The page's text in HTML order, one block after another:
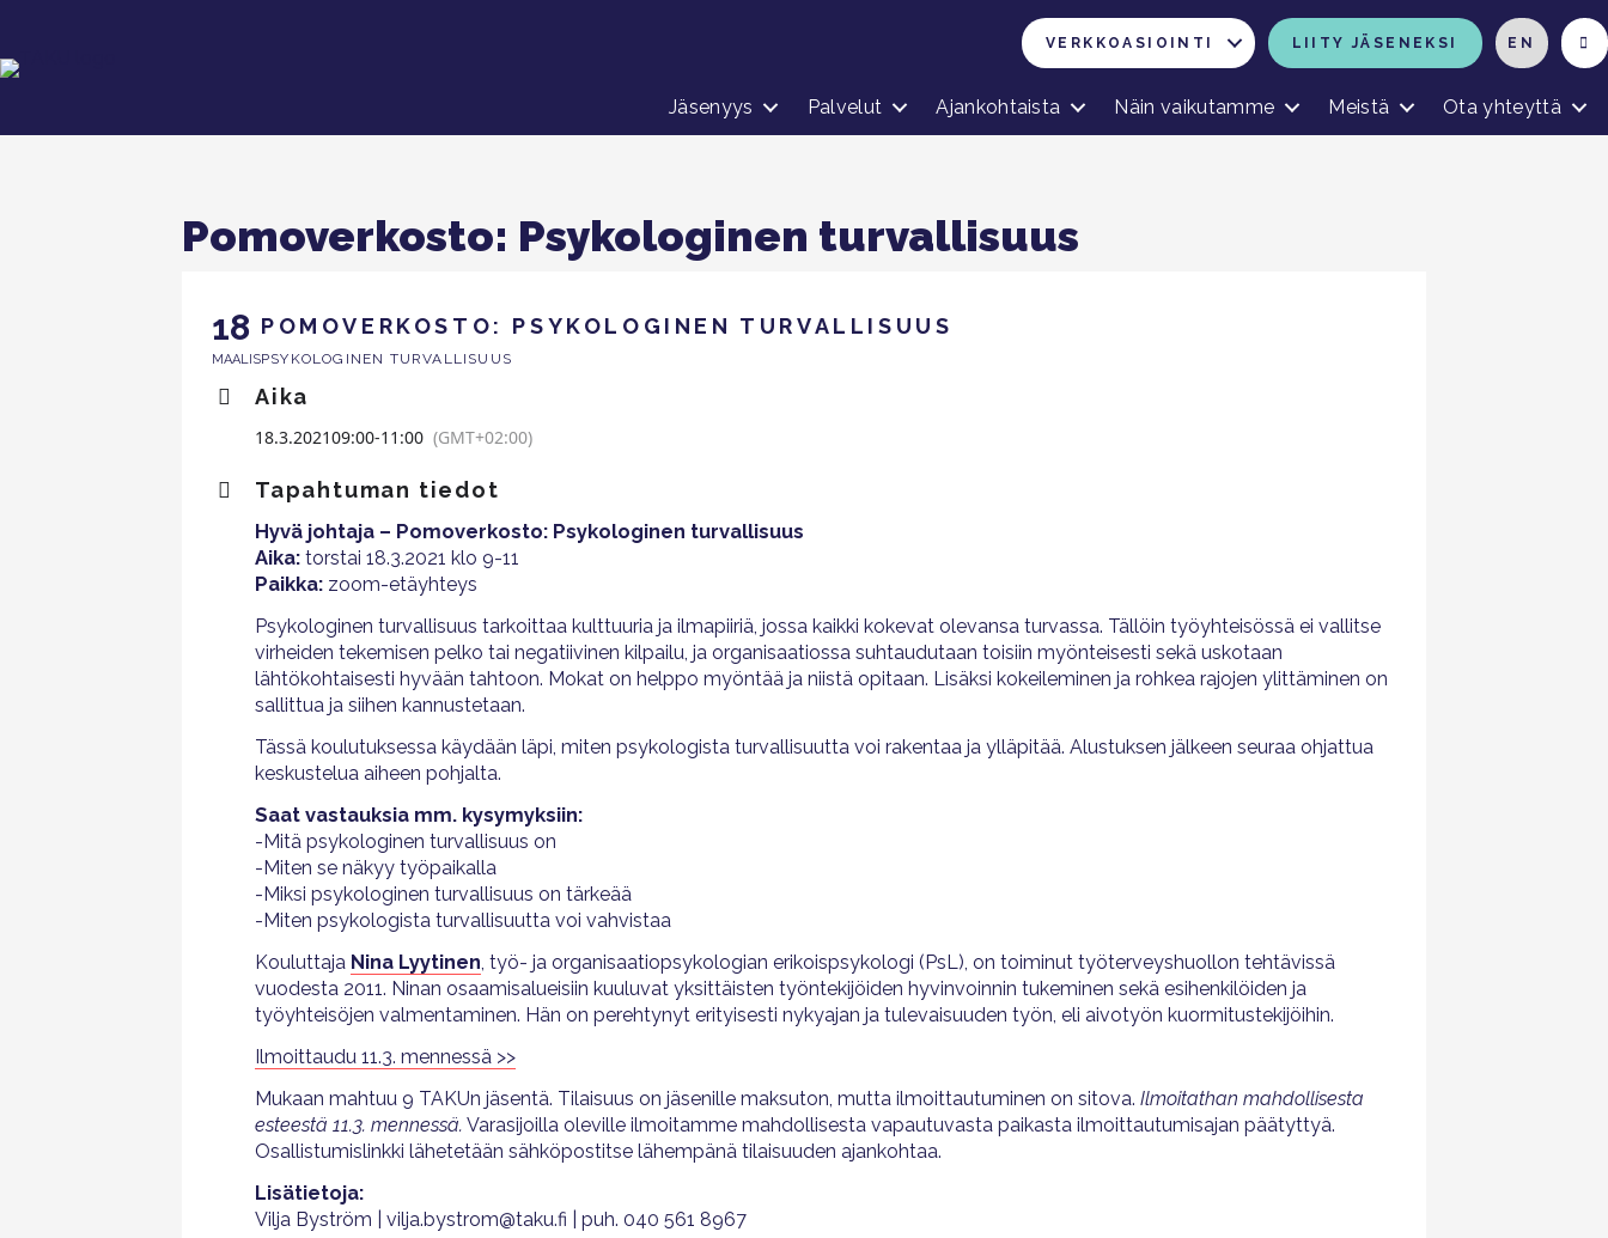
VERKKOASIOINTI LIITY JÄSENEKSI EN
Jäsenyys Palvelut Ajankohtaista Näin vaikutamme Meistä Ota yhteyttä
Pomoverkosto: Psykologinen turvallisuus
18
MAALIS
POMOVERKOSTO: PSYKOLOGINEN TURVALLISUUS
PSYKOLOGINEN TURVALLISUUS
Aika
18.3.202109:00-11:00 (GMT+02:00)
Tapahtuman tiedot
Hyvä johtaja – Pomoverkosto: Psykologinen turvallisuus
Aika: torstai 18.3.2021 klo 9-11
Paikka: zoom-etäyhteys
Psykologinen turvallisuus tarkoittaa kulttuuria ja ilmapiiriä, jossa kaikki kokevat olevansa turvassa. Tällöin työyhteisössä ei vallitse
virheiden tekemisen pelko tai negatiivinen kilpailu, ja organisaatiossa suhtaudutaan toisiin myönteisesti sekä uskotaan
lähtökohtaisesti hyvään tahtoon. Mokat on helppo myöntää ja niistä opitaan. Lisäksi kokeileminen ja rohkea rajojen ylittäminen on
sallittua ja siihen kannustetaan.
Tässä koulutuksessa käydään läpi, miten psykologista turvallisuutta voi rakentaa ja ylläpitää. Alustuksen jälkeen seuraa ohjattua
keskustelua aiheen pohjalta.
Saat vastauksia mm. kysymyksiin:
-Mitä psykologinen turvallisuus on
-Miten se näkyy työpaikalla
-Miksi psykologinen turvallisuus on tärkeää
-Miten psykologista turvallisuutta voi vahvistaa
Kouluttaja Nina Lyytinen, työ- ja organisaatiopsykologian erikoispsykologi (PsL), on toiminut työterveyshuollon tehtävissä
vuodesta 2011. Ninan osaamisalueisiin kuuluvat yksittäisten työntekijöiden hyvinvoinnin tukeminen sekä esihenkilöiden ja
työyhteisöjen valmentaminen. Hän on perehtynyt erityisesti nykyajan ja tulevaisuuden työn, eli aivotyön kuormitustekijöihin.
Ilmoittaudu 11.3. mennessä >>
Mukaan mahtuu 9 TAKUn jäsentä. Tilaisuus on jäsenille maksuton, mutta ilmoittautuminen on sitova. Ilmoitathan mahdollisesta
esteestä 11.3. mennessä. Varasijoilla oleville ilmoitamme mahdollisesta vapautuvasta paikasta ilmoittautumisajan päätyttyä.
Osallistumislinkki lähetetään sähköpostitse lähempänä tilaisuuden ajankohtaa.
Lisätietoja:
Vilja Byström | vilja.bystrom@taku.fi | puh. 040 561 8967